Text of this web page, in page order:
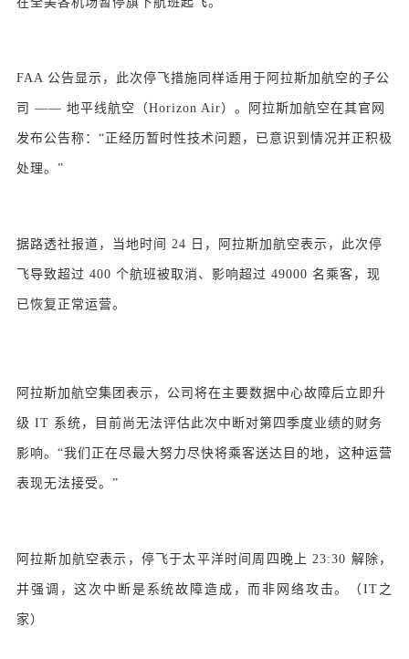
FAA 公告显示，此次停飞措施同样适用于阿拉斯加航空的子公
司 —— 地平线航空（Horizon Air）。阿拉斯加航空在其官网
发布公告称：“正经历暂时性技术问题，已意识到情况并正积极
处理。”
据路透社报道，当地时间 24 日，阿拉斯加航空表示，此次停
飞导致超过 400 个航班被取消、影响超过 49000 名乘客，现
已恢复正常运营。
阿拉斯加航空集团表示，公司将在主要数据中心故障后立即升
级 IT 系统，目前尚无法评估此次中断对第四季度业绩的财务
影响。“我们正在尽最大努力尽快将乘客送达目的地，这种运营
表现无法接受。”
阿拉斯加航空表示，停飞于太平洋时间周四晚上 23:30 解除，
并强调，这次中断是系统故障造成，而非网络攻击。（IT之
家 ）